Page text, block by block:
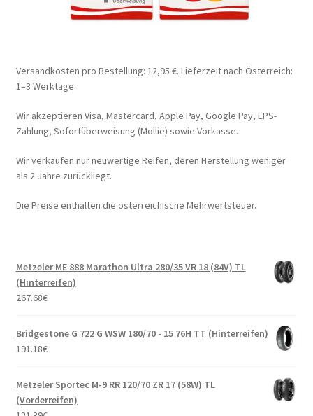
Versandkosten pro Bestellung: 12,95 €. Lieferzeit nach Österreich:
1–3 Werktage.
Wir akzeptieren Visa, Mastercard, Apple Pay, Google Pay, EPS-
Zahlung, Sofortüberweisung (Mollie) sowie Vorkasse.
Wir verkaufen nur neuwertige Reifen, deren Herstellung weniger
als 2 Jahre zurückliegt.
Die Preise enthalten die österreichische Mehrwertsteuer.
Metzeler ME 888 Marathon Ultra 280/35 VR 18 (84V) TL
(Hinterreifen)
267.68€
Bridgestone G 722 G WSW 180/70 - 15 76H TT (Hinterreifen)
191.18€
Metzeler Sportec M-9 RR 120/70 ZR 17 (58W) TL
(Vorderreifen)